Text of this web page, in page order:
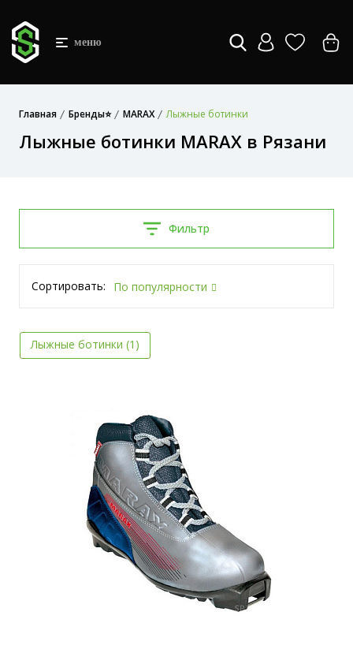
меню
Главная Бренды⭐ MARAX Лыжные ботинки
Лыжные ботинки MARAX в Рязани
Фильтр
Сортировать: По популярности
Лыжные ботинки (1)